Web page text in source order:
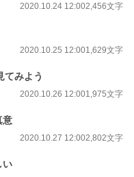
2020.10.24 12:002,456文字
2020.10.25 12:001,629文字
みよう
2020.10.26 12:001,975文字
意
2020.10.27 12:002,802文字
い